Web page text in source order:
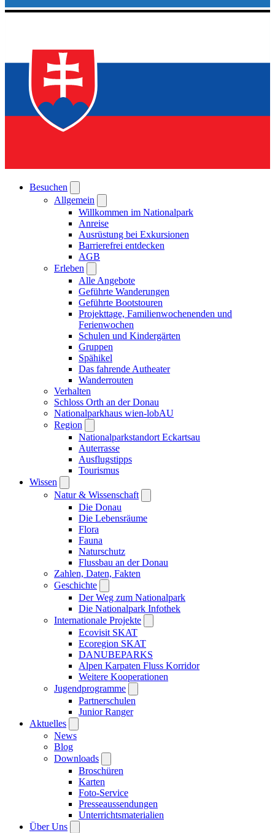
Besuchen
Allgemein
Willkommen im Nationalpark
Anreise
Ausrüstung bei Exkursionen
Barrierefrei entdecken
AGB
Erleben
Alle Angebote
Geführte Wanderungen
Geführte Bootstouren
Projekttage, Familienwochenenden und
Ferienwochen
Schulen und Kindergärten
Gruppen
Spähikel
Das fahrende Autheater
Wanderrouten
Verhalten
Schloss Orth an der Donau
Nationalparkhaus wien-lobAU
Region
Nationalparkstandort Eckartsau
Auterrasse
Ausflugstipps
Tourismus
Wissen
Natur & Wissenschaft
Die Donau
Die Lebensräume
Flora
Fauna
Naturschutz
Flussbau an der Donau
Zahlen, Daten, Fakten
Geschichte
Der Weg zum Nationalpark
Die Nationalpark Infothek
Internationale Projekte
Ecovisit SKAT
Ecoregion SKAT
DANUBEPARKS
Alpen Karpaten Fluss Korridor
Weitere Kooperationen
Jugendprogramme
Partnerschulen
Junior Ranger
Aktuelles
News
Blog
Downloads
Broschüren
Karten
Foto-Service
Presseaussendungen
Unterrichtsmaterialien
Über Uns